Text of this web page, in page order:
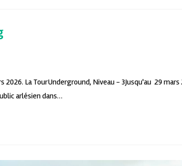
La TourUnderground, Niveau - 3Jusqu'au 29 mars
arlésien dans…